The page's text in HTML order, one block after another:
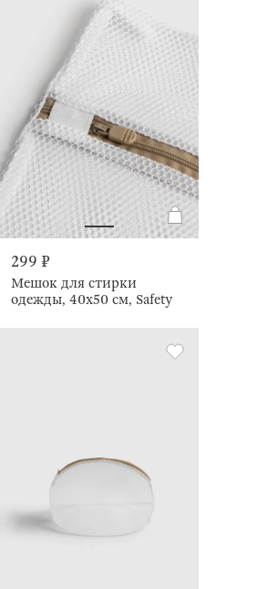
299 ₽
Мешок для стирки
одежды, 40х50 см, Safety